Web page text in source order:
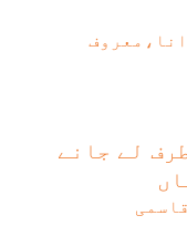
لے جانے